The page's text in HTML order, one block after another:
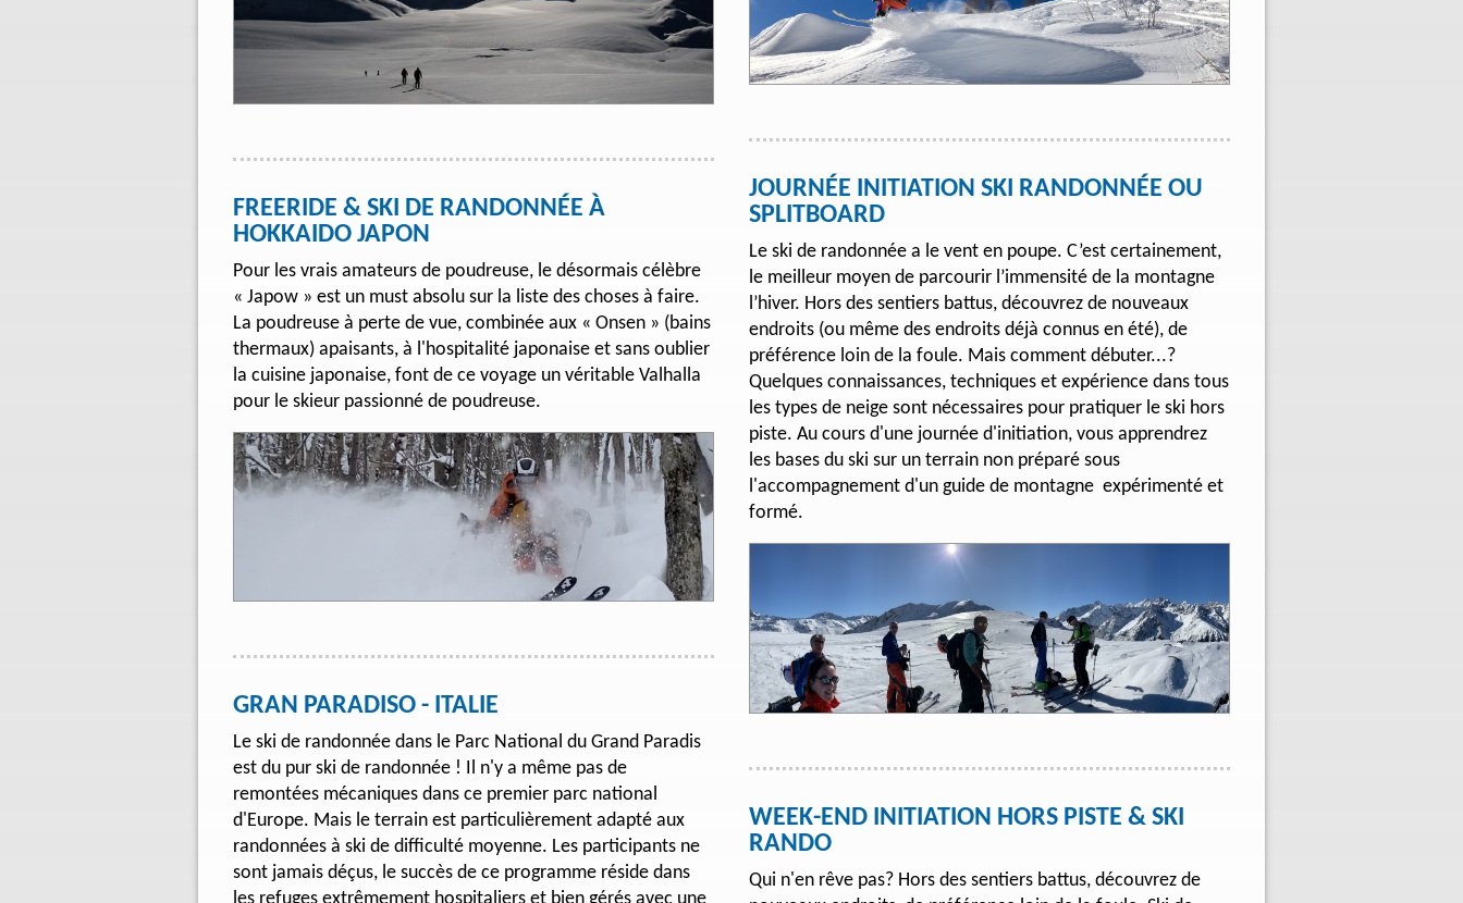
FREERIDE & SKI DE RANDONNÉE À
HOKKAIDO JAPON
Pour les vrais amateurs de poudreuse, le désormais célèbre
« Japow » est un must absolu sur la liste des choses à faire.
La poudreuse à perte de vue, combinée aux « Onsen » (bains
thermaux) apaisants, à l'hospitalité japonaise et sans oublier
la cuisine japonaise, font de ce voyage un véritable Valhalla
pour le skieur passionné de poudreuse.
GRAN PARADISO - ITALIE
Le ski de randonnée dans le Parc National du Grand Paradis
est du pur ski de randonnée ! Il n'y a même pas de
remontées mécaniques dans ce premier parc national
d'Europe. Mais le terrain est particulièrement adapté aux
randonnées à ski de difficulté moyenne. Les participants ne
sont jamais déçus, le succès de ce programme réside dans
JOURNÉE INITIATION SKI RANDONNÉE OU
SPLITBOARD
Le ski de randonnée a le vent en poupe. C’est certainement,
le meilleur moyen de parcourir l’immensité de la montagne
l’hiver. Hors des sentiers battus, découvrez de nouveaux
endroits (ou même des endroits déjà connus en été), de
préférence loin de la foule. Mais comment débuter...?
Quelques connaissances, techniques et expérience dans tous
les types de neige sont nécessaires pour pratiquer le ski hors
piste. Au cours d'une journée d'initiation, vous apprendrez
les bases du ski sur un terrain non préparé sous
l'accompagnement d'un guide de montagne expérimenté et
formé.
WEEK-END INITIATION HORS PISTE & SKI
RANDO
Qui n'en rêve pas? Hors des sentiers battus, découvrez de